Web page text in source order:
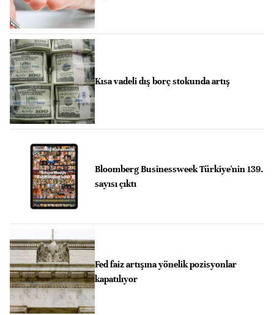
Kısa vadeli dış borç stokunda artış
Bloomberg Businessweek Türkiye'nin 139.
sayısı çıktı
Fed faiz artışına yönelik pozisyonlar
kapatılıyor